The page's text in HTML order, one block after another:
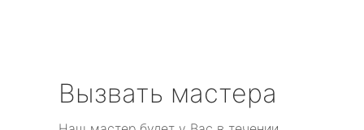
Вызвать мастера